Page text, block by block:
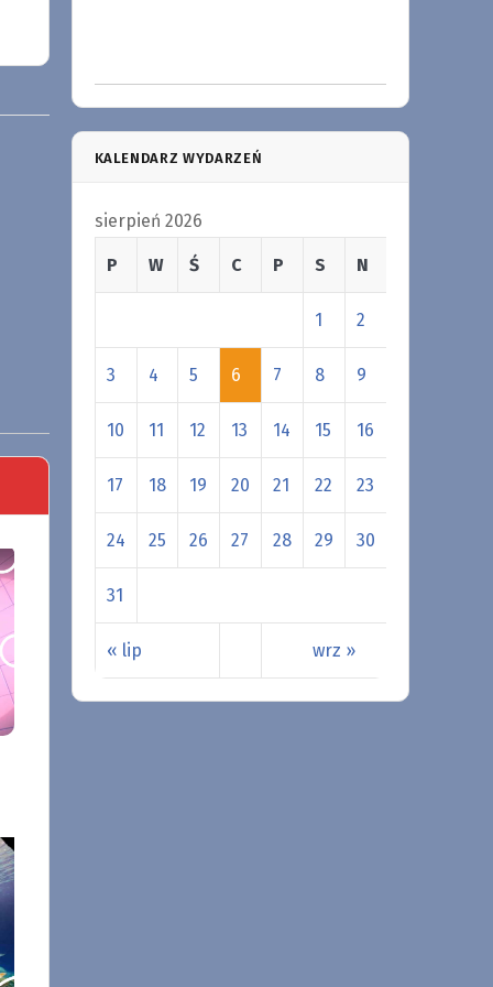
KALENDARZ WYDARZEŃ
sierpień 2026
P W Ś C P S N
« lip wrz »
1 2
3 4 5 6 7 8 9
10 11 12 13 14 15 16
17 18 19 20 21 22 23
24 25 26 27 28 29 30
31